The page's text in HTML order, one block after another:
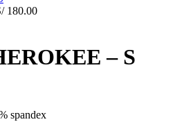
180.00
– S
spandex